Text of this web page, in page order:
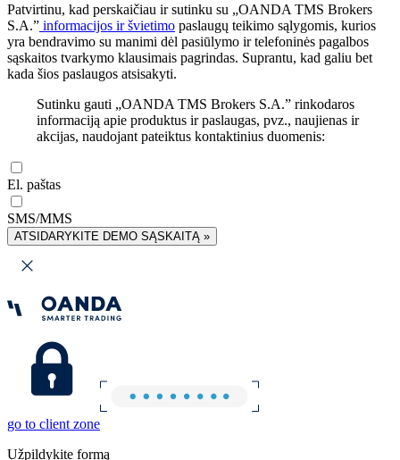
Patvirtinu, kad perskaičiau ir sutinku su „OANDA TMS Brokers
S.A.” informacijos ir švietimo paslaugų teikimo sąlygomis, kurios
yra bendravimo su manimi dėl pasiūlymo ir telefoninės pagalbos
sąskaitos tvarkymo klausimais pagrindas. Suprantu, kad galiu bet
kada šios paslaugos atsisakyti.
Sutinku gauti „OANDA TMS Brokers S.A.” rinkodaros
informaciją apie produktus ir paslaugas, pvz., naujienas ir
akcijas, naudojant pateiktus kontaktinius duomenis:
El. paštas
SMS/MMS
ATSIDARYKITE DEMO SĄSKAITĄ »
go to client zone
Užpildykite formą